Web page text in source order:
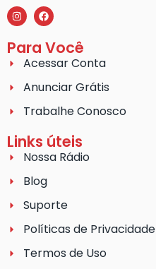
Para Você
Acessar Conta
Anunciar Grátis
Trabalhe Conosco
Links úteis
Nossa Rádio
Blog
Suporte
Políticas de Privacidade
Termos de Uso